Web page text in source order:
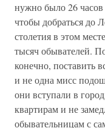
нужно было 26 часов
чтобы добраться до
столетия в этом
тысяч обывателей.
конечно, поставить
и не одна мисс
они вступали в
квартирам и не
обывательницам с